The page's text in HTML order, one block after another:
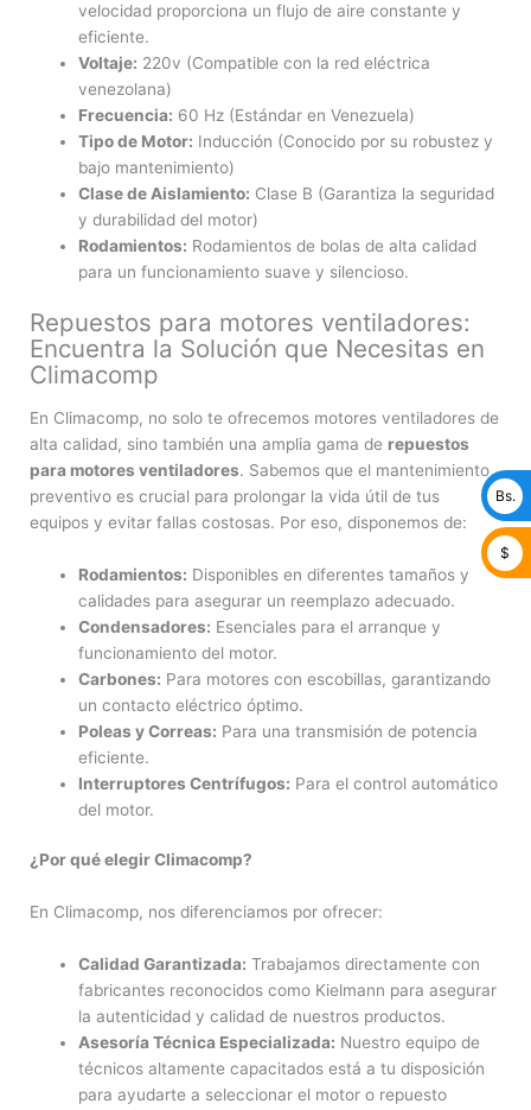
velocidad proporciona un flujo de aire constante y
eficiente.
Voltaje: 220v (Compatible con la red eléctrica
venezolana)
Frecuencia: 60 Hz (Estándar en Venezuela)
Tipo de Motor: Inducción (Conocido por su robustez y
bajo mantenimiento)
Clase de Aislamiento: Clase B (Garantiza la seguridad
y durabilidad del motor)
Rodamientos: Rodamientos de bolas de alta calidad
para un funcionamiento suave y silencioso.
Repuestos para motores ventiladores:
Encuentra la Solución que Necesitas en
Climacomp
En Climacomp, no solo te ofrecemos motores ventiladores de
alta calidad, sino también una amplia gama de repuestos
para motores ventiladores. Sabemos que el mantenimiento
preventivo es crucial para prolongar la vida útil de tus
equipos y evitar fallas costosas. Por eso, disponemos de:
Rodamientos: Disponibles en diferentes tamaños y
calidades para asegurar un reemplazo adecuado.
Condensadores: Esenciales para el arranque y
funcionamiento del motor.
Carbones: Para motores con escobillas, garantizando
un contacto eléctrico óptimo.
Poleas y Correas: Para una transmisión de potencia
eficiente.
Interruptores Centrífugos: Para el control automático
del motor.
¿Por qué elegir Climacomp?
En Climacomp, nos diferenciamos por ofrecer:
Calidad Garantizada: Trabajamos directamente con
fabricantes reconocidos como Kielmann para asegurar
la autenticidad y calidad de nuestros productos.
Asesoría Técnica Especializada: Nuestro equipo de
técnicos altamente capacitados está a tu disposición
para ayudarte a seleccionar el motor o repuesto
Bs.
$